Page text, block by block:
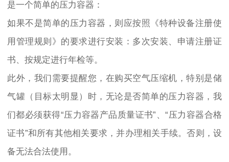
是一个简单的压力容器：
如果不是简单的压力容器，则应按照《特种设备注册使
用管理规则》的要求进行安装：多次安装、申请注册证
书、按规定进行年检等。
此外，我们需要提醒您，在购买空气压缩机，特别是储
气罐（目标太明显）时，无论是否简单的压力容器，我
们都必须获得“压力容器产品质量证书”、“压力容器合格
证书”和所有其他相关要求，并办理相关手续。否则，设
备无法合法使用。